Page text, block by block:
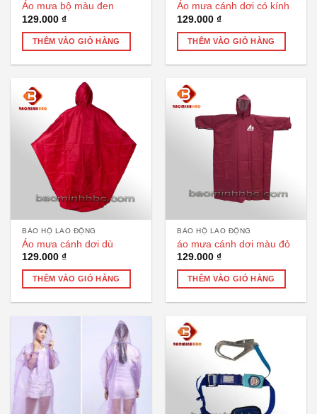
Áo mưa bộ màu đen
129.000₫
THÊM VÀO GIỎ HÀNG
Áo mưa cánh dơi có kính
129.000₫
THÊM VÀO GIỎ HÀNG
BẢO HỘ LAO ĐỘNG
Áo mưa cánh dơi dù
129.000₫
THÊM VÀO GIỎ HÀNG
BẢO HỘ LAO ĐỘNG
áo mưa cánh dơi màu đỏ
129.000₫
THÊM VÀO GIỎ HÀNG